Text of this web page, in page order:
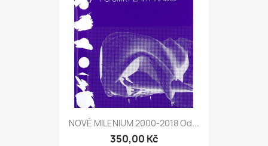
NOVÉ MILENIUM 2000-2018 Od...
350,00 Kč